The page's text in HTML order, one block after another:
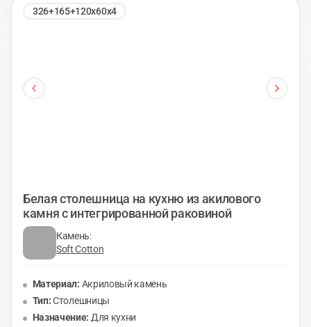
326+165+120х60х4
Белая столешница на кухню из акилового
камня с интегрированной раковиной
Камень:
Soft Cotton
Материал: Акриловый камень
Тип:Столешницы
Назначение: Для кухни